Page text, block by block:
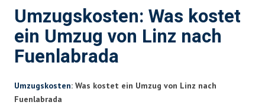
Umzugskosten: Was kostet
ein Umzug von Linz nach
Fuenlabrada
Umzugskosten: Was kostet ein Umzug von Linz nach
Fuenlabrada